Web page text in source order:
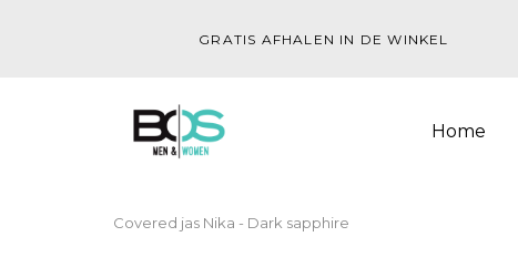
GRATIS AFHALEN IN DE WINKEL
Home
Covered jas Nika - Dark sapphire